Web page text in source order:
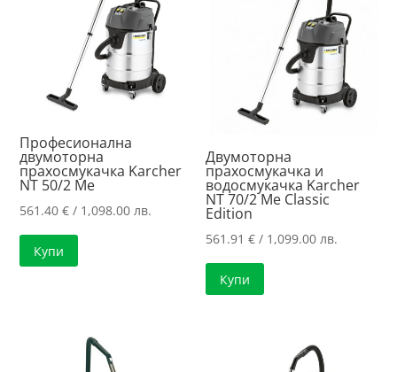
Професионална
двумоторна
прахосмукачка Karcher
NT 50/2 Me
561.40€ / 1,098.00 лв.
Купи
Двумоторна
прахосмукачка и
водосмукачка Karcher
NT 70/2 Me Classic
Edition
561.91€ / 1,099.00 лв.
Купи